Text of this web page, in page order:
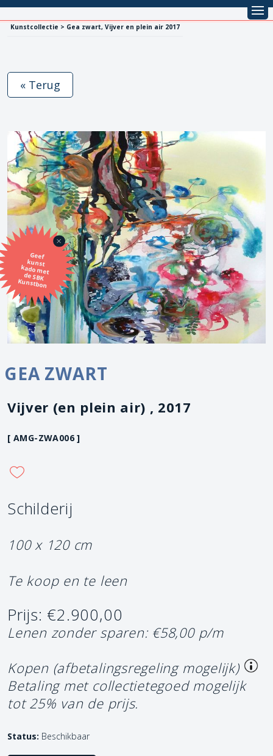
Kunstcollectie > Gea zwart, Vijver en plein air 2017
Geef
kunst
kado met
de SBK
Kunstbon
« Terug
GEA ZWART
Vijver (en plein air) , 2017
[ AMG-ZWA006 ]
Schilderij
100 x 120 cm
Te koop en te leen
Prijs: €2.900,00
Lenen zonder sparen: €58,00 p/m
Kopen (afbetalingsregeling mogelijk)
Betaling met collectietegoed mogelijk
tot 25% van de prijs.
Status: Beschikbaar